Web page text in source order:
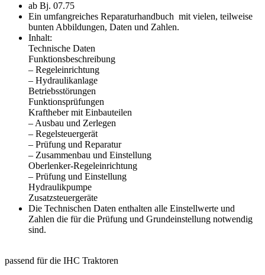
ab Bj. 07.75
Ein umfangreiches Reparaturhandbuch mit vielen, teilweise
bunten Abbildungen, Daten und Zahlen.
Inhalt:
Technische Daten
Funktionsbeschreibung
– Regeleinrichtung
– Hydraulikanlage
Betriebsstörungen
Funktionsprüfungen
Kraftheber mit Einbauteilen
– Ausbau und Zerlegen
– Regelsteuergerät
– Prüfung und Reparatur
– Zusammenbau und Einstellung
Oberlenker-Regeleinrichtung
– Prüfung und Einstellung
Hydraulikpumpe
Zusatzsteuergeräte
Die Technischen Daten enthalten alle Einstellwerte und
Zahlen die für die Prüfung und Grundeinstellung notwendig
sind.
passend für die IHC Traktoren